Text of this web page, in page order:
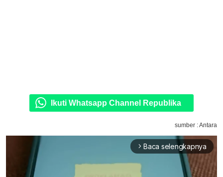
Ikuti Whatsapp Channel Republika
sumber : Antara
arrow_forward_ios Baca selengkapnya